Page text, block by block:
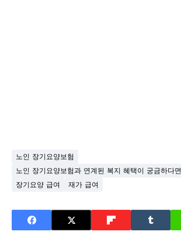
노인 장기요양보험
노인 장기요양보험과 연계된 복지 혜택이 궁금하다면
장기요양 급여
재가 급여